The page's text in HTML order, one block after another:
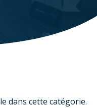
dans cette catégorie.